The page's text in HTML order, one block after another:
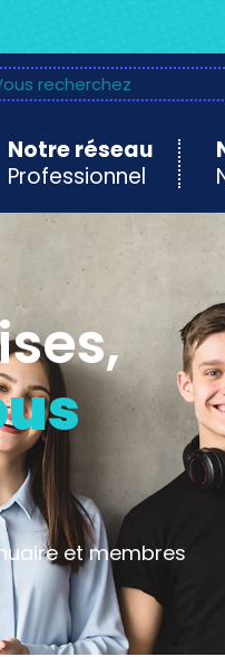
Notre réseau
Professionnel
et membres